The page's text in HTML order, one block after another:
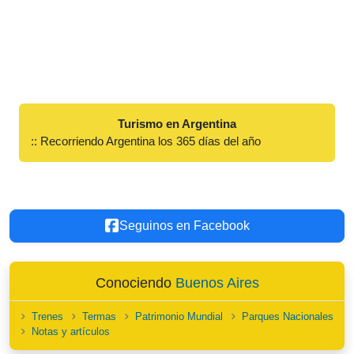
Turismo en Argentina
:: Recorriendo Argentina los 365 días del año
Seguinos en Facebook
Conociendo Buenos Aires
Trenes Termas Patrimonio Mundial
Parques Nacionales
Notas y artículos